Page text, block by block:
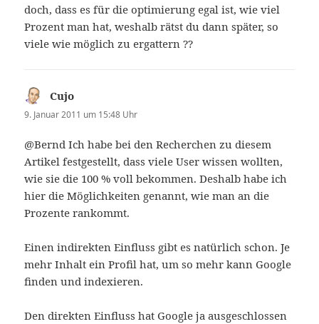
doch, dass es für die optimierung egal ist, wie viel
Prozent man hat, weshalb rätst du dann später, so
viele wie möglich zu ergattern ??
Cujo
9. Januar 2011 um 15:48 Uhr
@Bernd Ich habe bei den Recherchen zu diesem
Artikel festgestellt, dass viele User wissen wollten,
wie sie die 100 % voll bekommen. Deshalb habe ich
hier die Möglichkeiten genannt, wie man an die
Prozente rankommt.
Einen indirekten Einfluss gibt es natürlich schon. Je
mehr Inhalt ein Profil hat, um so mehr kann Google
finden und indexieren.
Den direkten Einfluss hat Google ja ausgeschlossen